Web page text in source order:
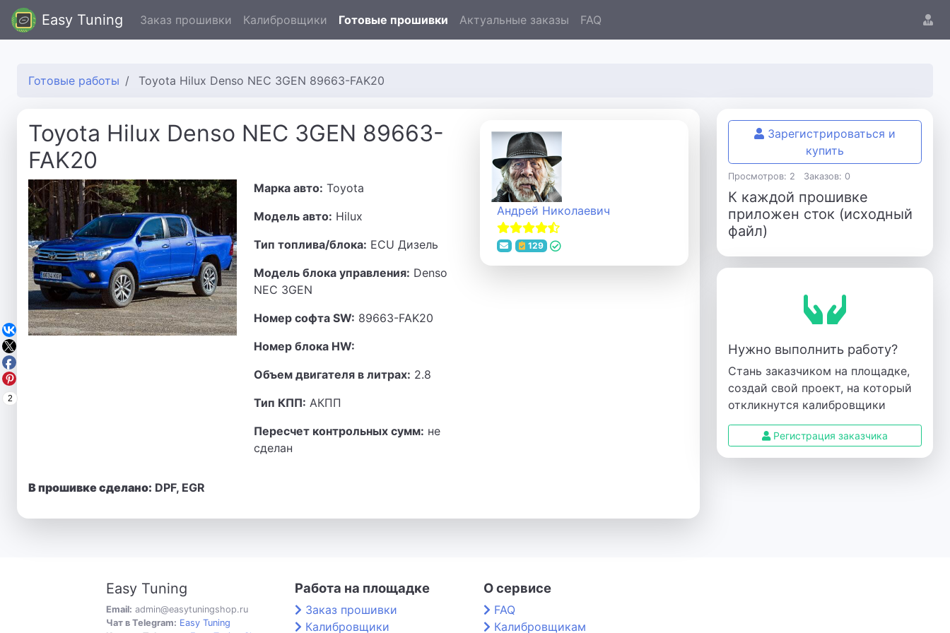
Easy Tuning Заказ прошивки Калибровщики Готовые прошивки Актуальные заказы FAQ
Готовые работы Toyota Hilux Denso NEC 3GEN 89663-FAK20
Toyota Hilux Denso NEC 3GEN 89663-
FAK20
Марка авто: Toyota
Модель авто: Hilux
Тип топлива/блока: ECU Дизель
Модель блока управления: Denso
NEC 3GEN
Номер софта SW: 89663-FAK20
Номер блока HW:
Объем двигателя в литрах: 2.8
Тип КПП: АКПП
Пересчет контрольных сумм: не
сделан
Андрей Николаевич
129
В прошивке сделано: DPF, EGR
Зарегистрироваться и
купить
Просмотров: 2 Заказов: 0
К каждой прошивке
приложен сток (исходный
файл)
Нужно выполнить работу?
Стань заказчиком на площадке,
создай свой проект, на который
откликнутся калибровщики
Регистрация заказчика
2
Easy Tuning
Email: admin@easytuningshop.ru
Чат в Telegram: Easy Tuning
Работа на площадке
Заказ прошивки
Калибровщики
О сервисе
FAQ
Калибровщикам